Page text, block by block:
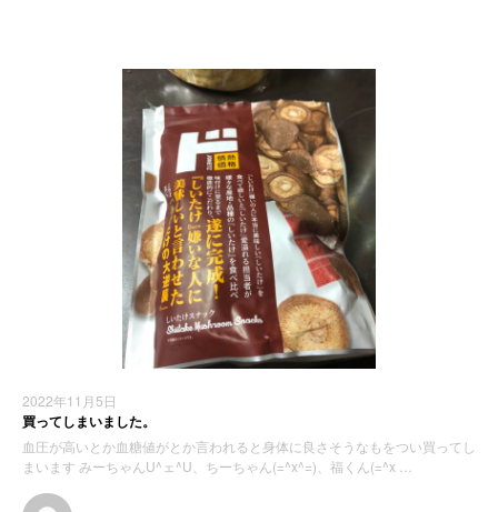
2022年11月5日
買ってしまいました。
血圧が高いとか血糖値がとか言われると身体に良さそうなもをつい買ってし
まいます みーちゃんU^ェ^U、ちーちゃん(=^x^=)、福くん(=^x …